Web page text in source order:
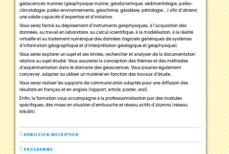
géosciences marines (géophysique marine, géodynamique, sédimentologie, paléo-
climatologie, paléo-environnements, géochimie, géodésie, pétrologie …) afin d’obtenir
une solide capacité d’expertise et d’initiative.
Vous serez formé au déploiement d’instruments géophysiques, à l’acquisition des
données, au travail en laboratoire, au calcul scientifique, à la modélisation, à la réalité
virtuelle et au traitement numérique des données (logiciels génériques de systèmes
d’information géographique et d’interprétation géologique et géophysique).
Vous serez explorer un sujet et ses limites, rechercher et analyser de la documentation
relative au sujet étudié. Vous assurerez la conception des thèmes et des méthodes
d’expérimentation dans le domaine des géosciences. Vous pourrez également
concevoir, adapter ou utiliser un matériel en fonction des travaux d'étude.
Vous serez réaliser les supports de communication adaptés pour une diffusion des
résultats en français et en anglais (rapport, article, poster, oral).
Enfin, la formation vous accompagne à la professionnalisation par des modules
spécifiques, des mises en situation d'embauche et réseau actifs d’alumnis (réseau
linkdIn).
ADMISSION INSCRIPTION
PROGRAMME